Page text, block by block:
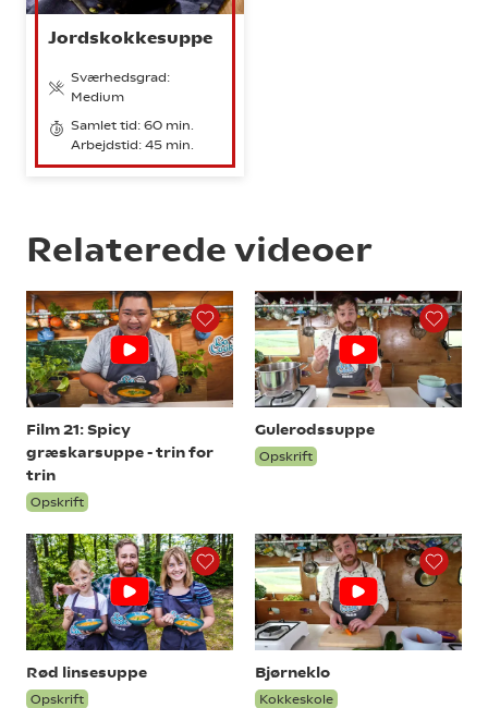
Jordskokkesuppe
Sværhedsgrad:
Medium
Samlet tid: 60 min.
Arbejdstid: 45 min.
Relaterede videoer
Film 21: Spicy
græskarsuppe - trin for
trin
Opskrift
Gulerodssuppe
Opskrift
Rød linsesuppe
Opskrift
Bjørneklo
Kokkeskole